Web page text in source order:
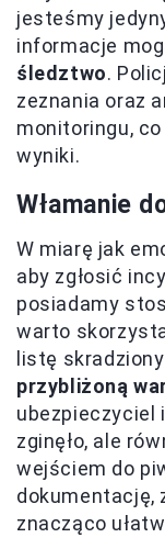
jesteśmy
informacje
śledztwo.
zeznania oraz
monitoringu,
wyniki.
Włamanie
W miarę jak
aby zgłosić
posiadamy
warto
listę
przybliżoną
ubezpieczyciel
zginęło, ale
wejściem do
dokumentację,
znacząco